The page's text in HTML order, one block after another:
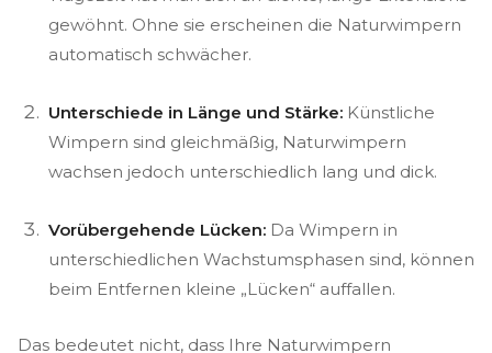
gewöhnt. Ohne sie erscheinen die Naturwimpern
automatisch schwächer.
Unterschiede in Länge und Stärke: Künstliche
Wimpern sind gleichmäßig, Naturwimpern
wachsen jedoch unterschiedlich lang und dick.
Vorübergehende Lücken: Da Wimpern in
unterschiedlichen Wachstumsphasen sind, können
beim Entfernen kleine „Lücken“ auffallen.
Das bedeutet nicht, dass Ihre Naturwimpern